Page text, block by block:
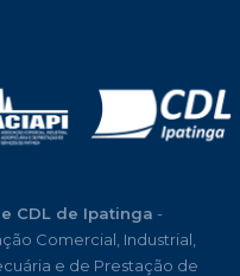
CDL de Ipatinga -
Comercial, Industrial,
e de Prestação de